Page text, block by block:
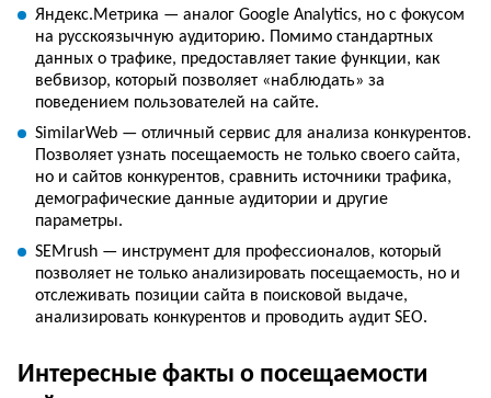
Яндекс.Метрика — аналог Google Analytics, но с фокусом
на русскоязычную аудиторию. Помимо стандартных
данных о трафике, предоставляет такие функции, как
вебвизор, который позволяет «наблюдать» за
поведением пользователей на сайте.
SimilarWeb — отличный сервис для анализа конкурентов.
Позволяет узнать посещаемость не только своего сайта,
но и сайтов конкурентов, сравнить источники трафика,
демографические данные аудитории и другие
параметры.
SEMrush — инструмент для профессионалов, который
позволяет не только анализировать посещаемость, но и
отслеживать позиции сайта в поисковой выдаче,
анализировать конкурентов и проводить аудит SEO.
Интересные факты о посещаемости